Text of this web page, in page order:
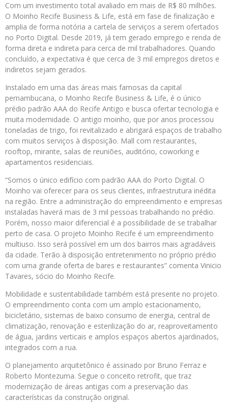
Com um investimento total avaliado em mais de R$ 80 milhões.
O Moinho Recife Business & Life, está em fase de finalização e
amplia de forma notória a cartela de serviços a serem ofertados
no Porto Digital. Desde 2019, já tem gerado emprego e renda de
forma direta e indireta para cerca de mil trabalhadores. Quando
concluído, a expectativa é que cerca de 3 mil empregos diretos e
indiretos sejam gerados.
Instalado em uma das áreas mais famosas da capital
pernambucana, o Moinho Recife Business & Life, é o único
prédio padrão AAA do Recife Antigo e busca ofertar tecnologia e
muita modernidade. O antigo moinho, que por anos processou
toneladas de trigo, foi revitalizado e abrigará espaços de trabalho
com muitos serviços à disposição. Mall com restaurantes,
rooftop, mirante, salas de reuniões, auditório, coworking e
apartamentos residenciais.
“Somos o único edifício com padrão AAA do Porto Digital. O
Moinho vai oferecer para os seus clientes, infraestrutura inédita
na região. Entre a administração do empreendimento e empresas
instaladas haverá mais de 3 mil pessoas trabalhando no prédio.
Porém, nosso maior diferencial é a possibilidade de se trabalhar
perto de casa. O projeto Moinho Recife é um empreendimento
multiuso. Isso será possível em um dos bairros mais agradáveis
da cidade. Terão à disposição entretenimento no próprio prédio
com uma grande oferta de bares e restaurantes” comenta Vinicio
Tavares, sócio do Moinho Recife.
Mobilidade e sustentabilidade também está presente no projeto.
O empreendimento conta com um amplo estacionamento,
bicicletário, sistemas de baixo consumo de energia, central de
climatização, renovação e esterilização do ar, reaproveitamento
de água, jardins verticais e amplos espaços abertos ajardinados,
integrados com a rua.
O planejamento arquitetônico é assinado por Bruno Ferraz e
Roberto Montezuma. Segue o conceito retrofit, que traz
modernização de áreas antigas com a preservação das
características da construção original.